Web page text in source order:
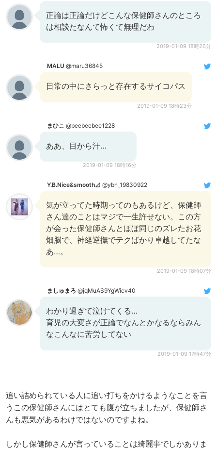
正論は正論だけどこんな保健師さんのところ
は相談たなんて怖くて無理だわ
2019-01-09 18時26分
MALU @maru36845
日常の中にさらっと存在するサイコパス
2019-01-09 18時23分
まひこ @beebeebee1228
ああ、目から汗…
2019-01-09 18時16分
Y.B.Nice&smooth⊿ @ybn_19830922
気が立ってた時期ってのもあるけど、保健師
さん達のことはマジで一生許せない。この方
が会った保健師さんとほぼ同じのズレたお花
畑脳で、神経逆撫でテクばかり卓越してたな
あ…。
2019-01-09 18時07分
ましゅまろ @jqMuAS9YgWicv40
わかり過ぎて泣けてくる…
育児の大変さが正論でなんとかなるならみん
なこんなに苦労してない
2019-01-09 17時47分
追い詰められている人に追い打ちをかけるようなことを言
うこの保健師さんにはとても腹が立ちましたが、保健師さ
んも悪気があるわけではないのですよね。
しかし保健師さんが言っていることは綺麗事でしかありま